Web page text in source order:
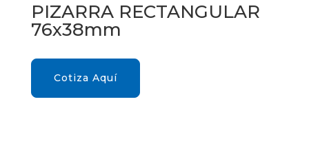
PIZARRA RECTANGULAR
76x38mm
Cotiza Aquí